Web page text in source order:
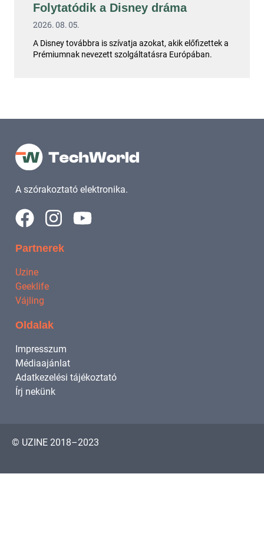
Folytatódik a Disney dráma
2026. 08. 05.
A Disney továbbra is szívatja azokat, akik előfizettek a
Prémiumnak nevezett szolgáltatásra Európában.
A szórakoztató elektronika.
Partnerek
Uzine
Geeklife
Vájling
Oldalak
Impresszum
Médiaajánlat
Adatkezelési tájékoztató
Írj nekünk
© UZINE 2018–2023